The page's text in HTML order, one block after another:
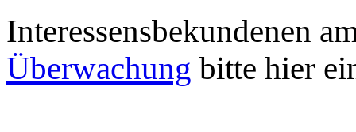
Interessensbekundenen
Überwachung bitte hier